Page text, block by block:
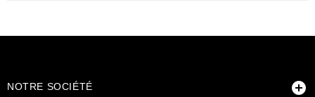
NOTRE SOCIÉTÉ 